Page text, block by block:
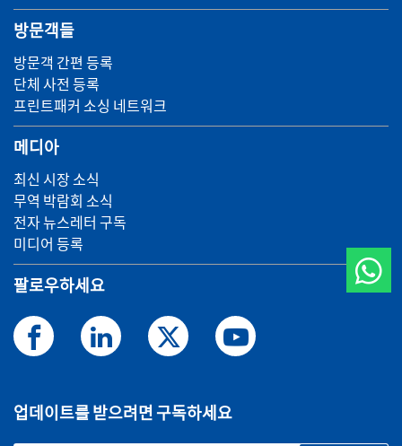
방문객들
방문객 간편 등록
단체 사전 등록
프린트패커 소싱 네트워크
메디아
최신 시장 소식
무역 박람회 소식
전자 뉴스레터 구독
미디어 등록
팔로우하세요
업데이트를 받으려면 구독하세요